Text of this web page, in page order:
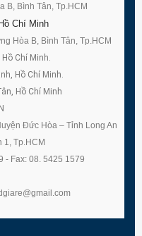
B, Bình Tân, Tp.HCM
Chí Minh
Hòa B, Bình Tân, Tp.HCM
Chí Minh.
Hồ Chí Minh.
Hồ Chí Minh
Đức Hòa – Tỉnh Long An
1, Tp.HCM
- Fax: 08. 5425 1579